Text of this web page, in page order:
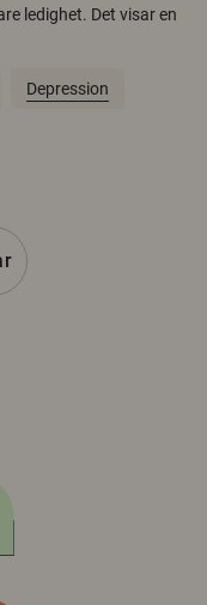
ledighet. Det visar en
Depression